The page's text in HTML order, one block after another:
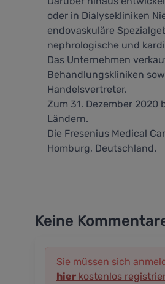
oder in Dialysekliniken
endovaskuläre
nephrologische und
Das Unternehmen
Behandlungskliniken
Handelsvertreter.
Zum 31. Dezember
Ländern.
Die Fresenius Medical
Homburg, Deutschland.
Keine
Sie müssen sich
hier kostenlos